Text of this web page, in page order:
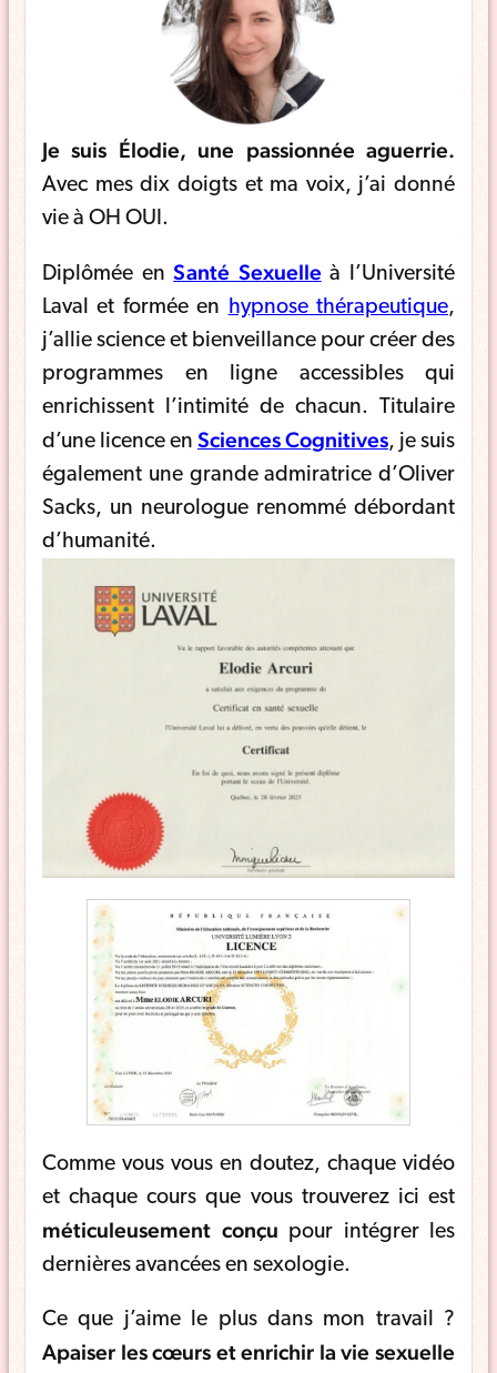
Je suis Élodie, une passionnée aguerrie.
Avec mes dix doigts et ma voix, j’ai donné
vie à OH OUI.
Diplômée enSanté Sexuelle à l’Université
Laval et formée en hypnose thérapeutique,
j’allie science et bienveillance pour créer des
programmes en ligne accessibles qui
enrichissent l’intimité de chacun. Titulaire
d’une licence en Sciences Cognitives, je suis
également une grande admiratrice d’Oliver
Sacks, un neurologue renommé débordant
d’humanité.
Comme vous vous en doutez, chaque vidéo
et chaque cours que vous trouverez ici est
méticuleusement conçu pour intégrer les
dernières avancées en sexologie.
Ce que j’aime le plus dans mon travail ?
Apaiser les cœurs et enrichir la vie sexuelle